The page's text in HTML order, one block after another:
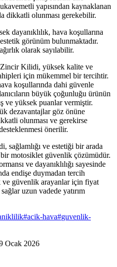
yapısından kaynaklanan
dikkatli olunması gerekebilir.
dayanıklılık, hava koşullarına
görünüm bulunmaktadır.
olarak sayılabilir.
Kilidi, yüksek kalite ve
için mükemmel bir tercihtir.
koşullarında dahi güvenle
büyük çoğunluğu ürünün
ve yüksek puanlar vermiştir.
dezavantajlar göz önüne
olunması ve gerekirse
önerilir.
sağlamlığı ve estetiği bir arada
motosiklet güvenlik çözümüdür.
ve dayanıklılığı sayesinde
endişe duymadan tercih
ve güvenlik arayanlar için fiyat
uzun vadede yatırım
#acik-hava#guvenlik-
Ocak 2026